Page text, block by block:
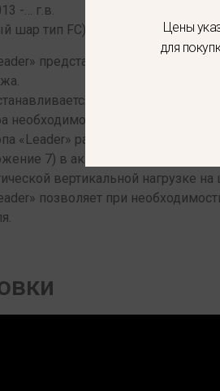
-… г.в.
шар тип FC)
представляет собой
на штатные
необходимо.
«Leader» рассчитывается
7) в аккредитованной
вертикальной нагрузке на
позволяет при
Цены
для